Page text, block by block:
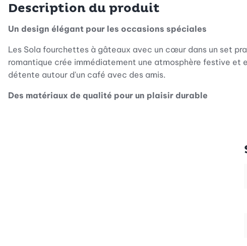
Description du produit
Un design élégant pour les occasions spéciales
Les Sola fourchettes à gâteaux avec un cœur dans un set
romantique crée immédiatement une atmosphère festive et
détente autour d'un café avec des amis.
Des matériaux de qualité pour un plaisir durable
Vous pouvez vous concentrer pleinement sur la dégustation